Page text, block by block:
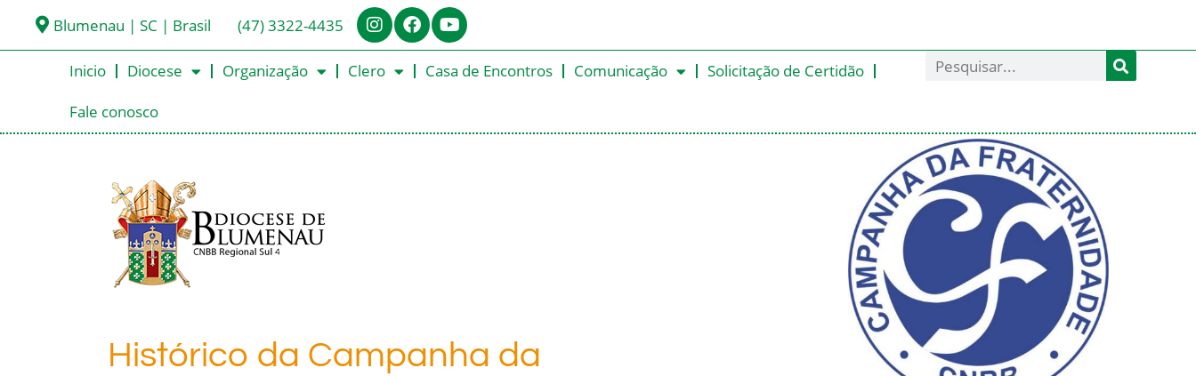
Blumenau | SC | Brasil (47) 3322-4435
Inicio Diocese Organização Clero Casa de Encontros Comunicação
Solicitação de Certidão
Fale conosco
Histórico da Campanha da